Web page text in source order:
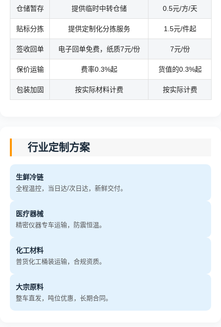
仓储暂存 提供临时中转仓储 0.5元/方/天
贴标分拣 提供定制化分拣服务 1.5元/件起
签收回单 电子回单免费，纸质7元/份 7元/份
保价运输 费率0.3%起 货值的0.3%起
包装加固 按实际材料计费 按实际计费
行业定制方案
生鲜冷链
全程温控，当日达/次日达，新鲜交付。
医疗器械
精密仪器专车运输，防震恒温。
化工材料
普货化工桶装运输，合规资质。
大宗原料
整车直发，吨位优惠，长期合同。